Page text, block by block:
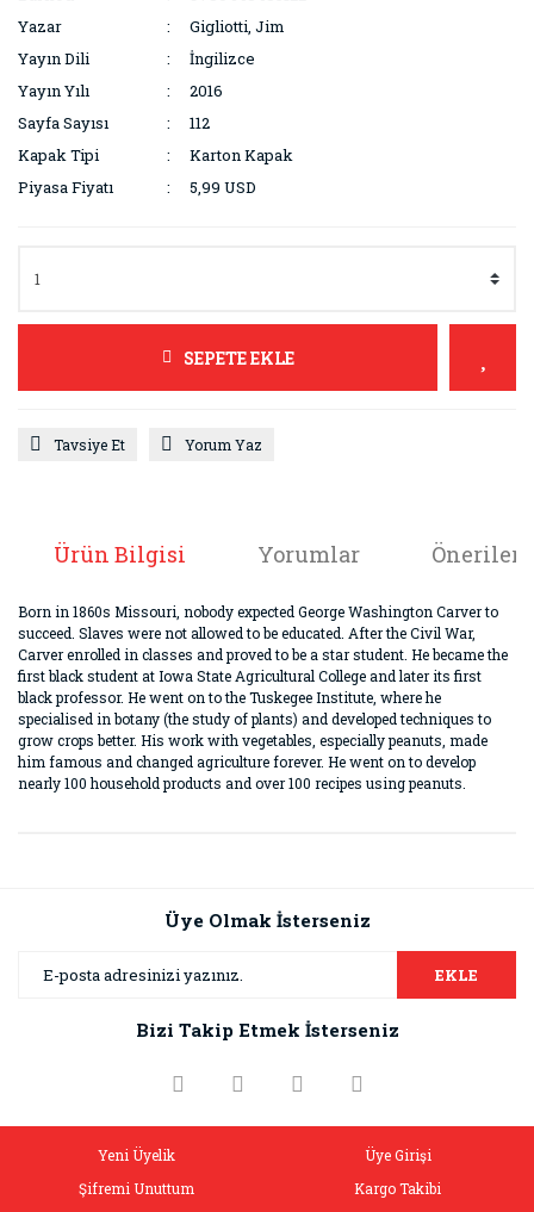
Yazar
Gigliotti, Jim
Yayın Dili
İngilizce
Yayın Yılı
2016
Sayfa Sayısı
112
Kapak Tipi
Karton Kapak
Piyasa Fiyatı
5,99 USD
SEPETE EKLE
Tavsiye Et Yorum Yaz
Ürün Bilgisi Yorumlar
Born in 1860s Missouri, nobody expected George Washington Carver to
succeed. Slaves were not allowed to be educated. After the Civil War,
Carver enrolled in classes and proved to be a star student. He became the
first black student at Iowa State Agricultural College and later its first
black professor. He went on to the Tuskegee Institute, where he
specialised in botany (the study of plants) and developed techniques to
grow crops better. His work with vegetables, especially peanuts, made
him famous and changed agriculture forever. He went on to develop
nearly 100 household products and over 100 recipes using peanuts.
Görüş ve önerileriniz için teşekkür ederiz.
Ürün resmi kalitesiz, bozuk veya görüntülenemiyor.
Ürün bilgilerinde hatalar bulunuyor.
Üye Olmak İsterseniz
EKLE
Bizi Takip Etmek İsterseniz
Yeni Üyelik
Üye Girişi
Şifremi Unuttum
Kargo Takibi